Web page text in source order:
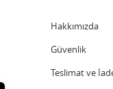
Hakkımızda
Güvenlik
Teslimat ve